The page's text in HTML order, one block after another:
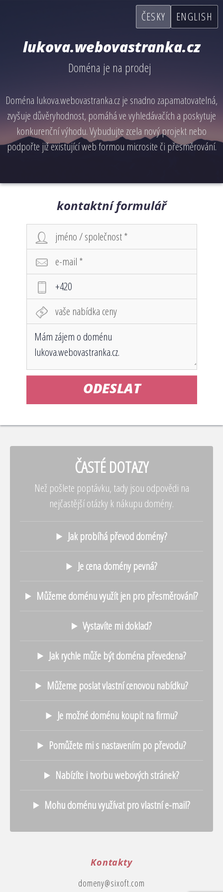
ČESKY ENGLISH
lukova.webovastranka.cz
Doména je na prodej
Doména lukova.webovastranka.cz je snadno zapamatovatelná,
zvyšuje důvěryhodnost, pomáhá ve vyhledávačích a poskytuje
konkurenční výhodu. Vybudujte zcela nový projekt nebo
podpořte již existující web formou microsite či přesměrování.
kontaktní formulář
ODESLAT
ČASTÉ DOTAZY
Než pošlete poptávku, tady jsou odpovědi na
nejčastější otázky k nákupu domény.
Jak probíhá převod domény?
Je cena domény pevná?
Můžeme doménu využít jen pro přesměrování?
Vystavíte mi doklad?
Jak rychle může být doména převedena?
Můžeme poslat vlastní cenovou nabídku?
Je možné doménu koupit na firmu?
Pomůžete mi s nastavením po převodu?
Nabízíte i tvorbu webových stránek?
Mohu doménu využívat pro vlastní e-mail?
Kontakty
domeny@sixoft.com